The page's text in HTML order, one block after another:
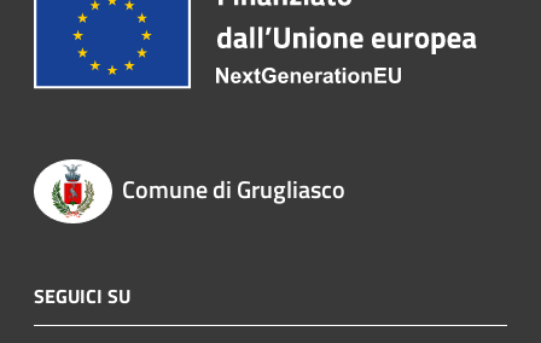
Comune di Grugliasco
SEGUICI SU